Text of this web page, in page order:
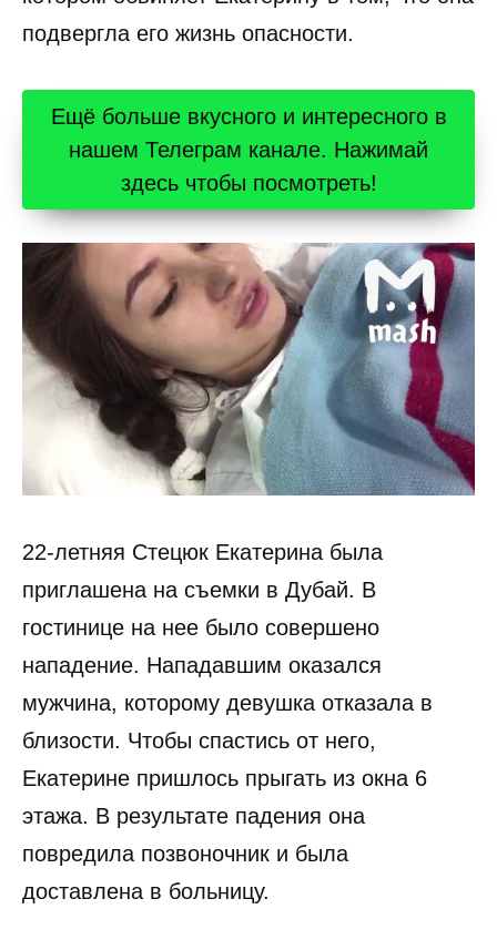
подвергла его жизнь опасности.
Ещё больше вкусного и интересного в
нашем Телеграм канале. Нажимай
здесь чтобы посмотреть!
22-летняя Стецюк Екатерина была
приглашена на съемки в Дубай. В
гостинице на нее было совершено
нападение. Нападавшим оказался
мужчина, которому девушка отказала в
близости. Чтобы спастись от него,
Екатерине пришлось прыгать из окна 6
этажа. В результате падения она
повредила позвоночник и была
доставлена в больницу.